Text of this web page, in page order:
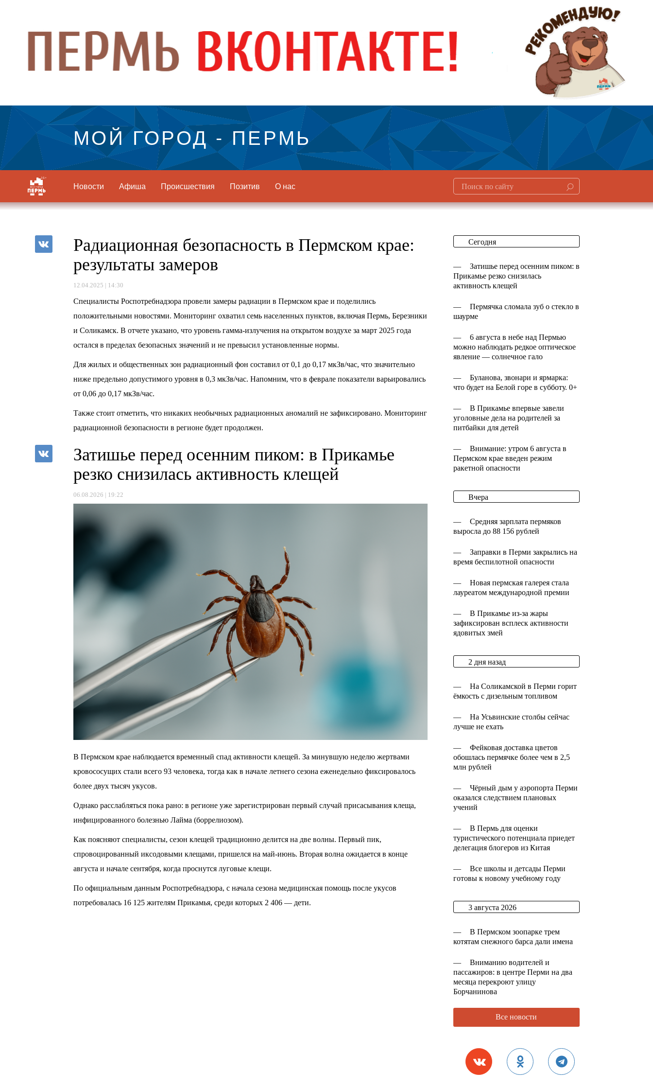
МОЙ ГОРОД - ПЕРМЬ
Новости Афиша Происшествия Позитив О нас
Радиационная безопасность в Пермском крае:
результаты замеров
12.04.2025 | 14:30
Специалисты Роспотребнадзора провели замеры радиации в Пермском крае и поделились
положительными новостями. Мониторинг охватил семь населенных пунктов, включая Пермь, Березники
и Соликамск. В отчете указано, что уровень гамма-излучения на открытом воздухе за март 2025 года
остался в пределах безопасных значений и не превысил установленные нормы.
Для жилых и общественных зон радиационный фон составил от 0,1 до 0,17 мкЗв/час, что значительно
ниже предельно допустимого уровня в 0,3 мкЗв/час. Напомним, что в феврале показатели варьировались
от 0,06 до 0,17 мкЗв/час.
Также стоит отметить, что никаких необычных радиационных аномалий не зафиксировано. Мониторинг
радиационной безопасности в регионе будет продолжен.
Затишье перед осенним пиком: в Прикамье
резко снизилась активность клещей
06.08.2026 | 19:22
В Пермском крае наблюдается временный спад активности клещей. За минувшую неделю жертвами
кровососущих стали всего 93 человека, тогда как в начале летнего сезона еженедельно фиксировалось
более двух тысяч укусов.
Однако расслабляться пока рано: в регионе уже зарегистрирован первый случай присасывания клеща,
инфицированного болезнью Лайма (боррелиозом).
Как поясняют специалисты, сезон клещей традиционно делится на две волны. Первый пик,
спровоцированный иксодовыми клещами, пришелся на май-июнь. Вторая волна ожидается в конце
августа и начале сентября, когда проснутся луговые клещи.
По официальным данным Роспотребнадзора, с начала сезона медицинская помощь после укусов
потребовалась 16 125 жителям Прикамья, среди которых 2 406 — дети.
Сегодня
—
Затишье перед осенним пиком: в
Прикамье резко снизилась
активность клещей
—
Пермячка сломала зуб о стекло в
шаурме
—
6 августа в небе над Пермью
можно наблюдать редкое оптическое
явление — солнечное гало
—
Буланова, звонари и ярмарка:
что будет на Белой горе в субботу. 0+
—
В Прикамье впервые завели
уголовные дела на родителей за
питбайки для детей
—
Внимание: утром 6 августа в
Пермском крае введен режим
ракетной опасности
Вчера
—
Средняя зарплата пермяков
выросла до 88 156 рублей
—
Заправки в Перми закрылись на
время беспилотной опасности
—
Новая пермская галерея стала
лауреатом международной премии
—
В Прикамье из-за жары
зафиксирован всплеск активности
ядовитых змей
2 дня назад
—
На Соликамской в Перми горит
ёмкость с дизельным топливом
—
На Усьвинские столбы сейчас
лучше не ехать
—
Фейковая доставка цветов
обошлась пермячке более чем в 2,5
млн рублей
—
Чёрный дым у аэропорта Перми
оказался следствием плановых
учений
—
В Пермь для оценки
туристического потенциала приедет
делегация блогеров из Китая
—
Все школы и детсады Перми
готовы к новому учебному году
3 августа 2026
—
В Пермском зоопарке трем
котятам снежного барса дали имена
—
Вниманию водителей и
пассажиров: в центре Перми на два
месяца перекроют улицу
Борчанинова
Все новости